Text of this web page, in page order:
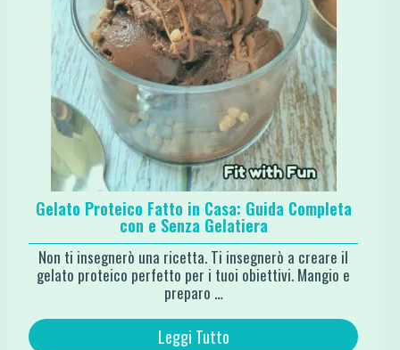
Gelato Proteico Fatto in Casa: Guida Completa
con e Senza Gelatiera
Non ti insegnerò una ricetta. Ti insegnerò a creare il
gelato proteico perfetto per i tuoi obiettivi. Mangio e
preparo …
Leggi Tutto